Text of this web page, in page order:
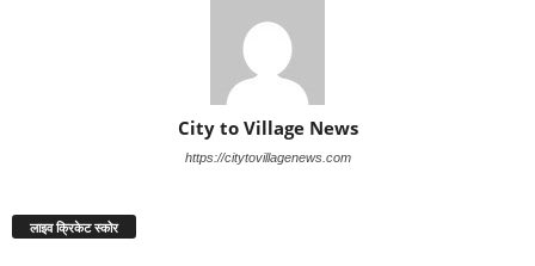
City to Village News
https://citytovillagenews.com
लाइव क्रिकेट स्कोर